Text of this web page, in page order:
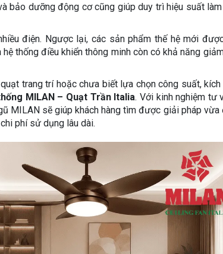
bảo dưỡng động cơ cũng giúp duy trì hiệu suất làm
điện. Ngược lại, các sản phẩm thế hệ mới
thống điều khiển thông minh còn có khả năng
trang trí hoặc chưa biết lựa chọn công suất,
MILAN – Quạt Trần Italia. Với kinh nghiệm tư
MILAN sẽ giúp khách hàng tìm được giải pháp vừa
phí sử dụng lâu dài.